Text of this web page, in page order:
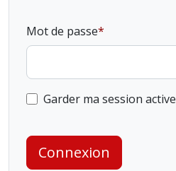
Mot de passe
Garder ma session active
Connexion